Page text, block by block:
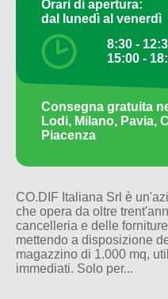
Orari di apertura:
dal lunedì al venerdì
8:30 -
15:00 -
Consegna gratuita
Lodi, Milano, Pavia,
Piacenza
CO.DIF Italiana Srl è
che opera da oltre
cancelleria e delle
mettendo a disposizione
magazzino di 1.000 mq,
immediati. Solo per...